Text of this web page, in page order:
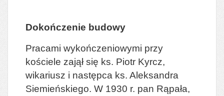
Dokończenie budowy
Pracami wykończeniowymi przy
kościele zajął się ks. Piotr Kyrcz,
wikariusz i następca ks. Aleksandra
Siemieńskiego. W 1930 r. pan Rąpała,